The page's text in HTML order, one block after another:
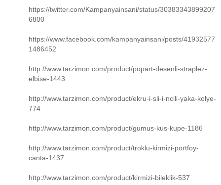
https://twitter.com/Kampanyainsani/status/30383343899207
6800
https://www.facebook.com/kampanyainsani/posts/41932577
1486452
http://www.tarzimon.com/product/popart-desenli-straplez-
elbise-1443
http://www.tarzimon.com/product/ekru-i-sli-i-ncili-yaka-kolye-
774
http://www.tarzimon.com/product/gumus-kus-kupe-1186
http://www.tarzimon.com/product/troklu-kirmizi-portfoy-
canta-1437
http://www.tarzimon.com/product/kirmizi-bileklik-537